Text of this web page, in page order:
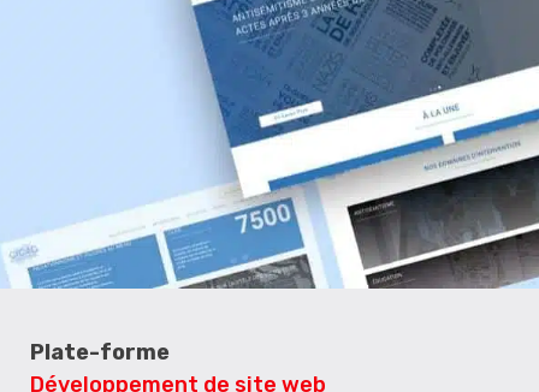
Plate-forme
Développement de site web